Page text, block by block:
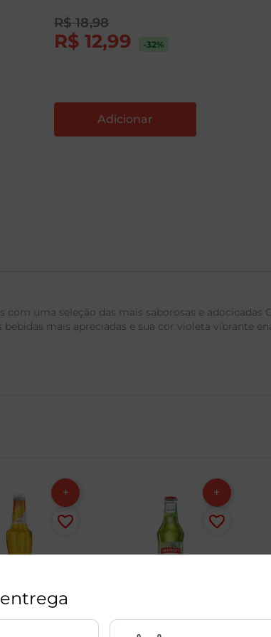
R$ 18,98
R$ 12,99 -32%
uma seleção das mais saborosas e adocicadas
mais apreciadas e sua cor violeta vibrante